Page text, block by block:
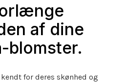
af dine
blomster.
for deres skønhed og